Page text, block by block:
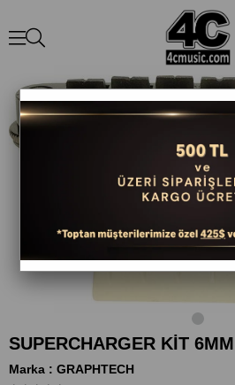
SUPERCHARGER KİT
Marka : GRAPHTECH